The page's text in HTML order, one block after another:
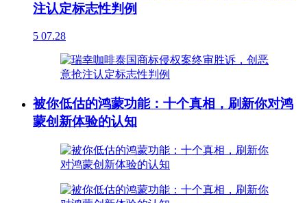
注认定标志性判例
5 07.28
被你低估的鸿蒙功能：十个真相，刷新你对鸿
蒙创新体验的认知